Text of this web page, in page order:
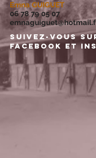
Emna GUIGUET
06 78 79 05 07
Suivez-vous
facebook et